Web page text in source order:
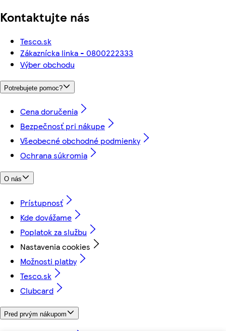
Kontaktujte nás
Tesco.sk
Zákaznícka linka - 0800222333
Výber obchodu
Potrebujete pomoc?
Cena doručenia
Bezpečnosť pri nákupe
Všeobecné obchodné podmienky
Ochrana súkromia
O nás
Prístupnosť
Kde dovážame
Poplatok za službu
Nastavenia cookies
Možnosti platby
Tesco.sk
Clubcard
Pred prvým nákupom